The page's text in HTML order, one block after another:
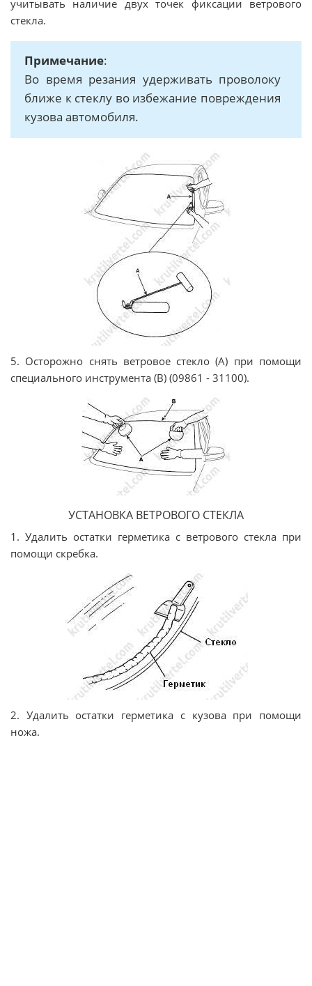
учитывать наличие двух точек фиксации ветрового
стекла.
Примечание:
Во время резания удерживать проволоку
ближе к стеклу во избежание повреждения
кузова автомобиля.
5. Осторожно снять ветровое стекло (А) при помощи
специального инструмента (В) (09861 - 31100).
УСТАНОВКА ВЕТРОВОГО СТЕКЛА
1. Удалить остатки герметика с ветрового стекла при
помощи скребка.
2. Удалить остатки герметика с кузова при помощи
ножа.